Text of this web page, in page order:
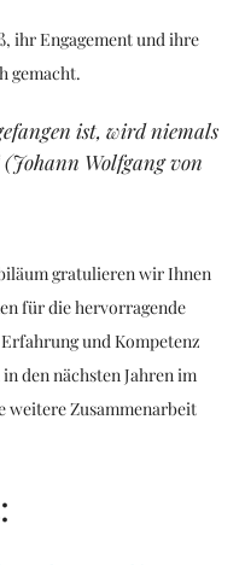
ihr Engagement und ihre
gemacht.
ist, wird niemals
Wolfgang von
gratulieren wir Ihnen
für die hervorragende
und Kompetenz
den nächsten Jahren im
weitere Zusammenarbeit